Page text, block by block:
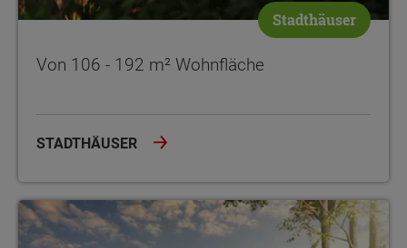
Stadthäuser
Von 106 - 192 m² Wohnfläche
STADTHÄUSER
Von 188 - 283 m² Wohnfläche